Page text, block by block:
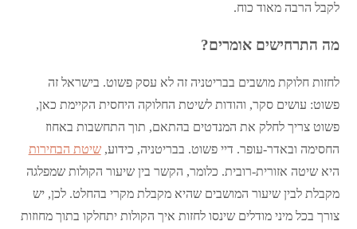
לקבל הרבה מאוד כוח.
מה התרחישים אומרים?
לחזות חלוקת מושבים בבריטניה זה לא עסק פשוט. בישראל זה
פשוט: עושים סקר, והודות לשיטת החלוקה היחסית הקיימת כאן,
פשוט צריך לחלק את המנדטים בהתאם, תוך התחשבות באחוז
החסימה ובאדר-עופר. דיי פשוט. בבריטניה, כידוע,שיטת הבחירות
היא שיטה אזורית-רובית. כלומר, הקשר בין שיעור הקולות שמפלגה
מקבלת לבין שיעור המושבים שהיא מקבלת מקרי בהחלט. לכן, יש
צורך בכל מיני מודלים שינסו לחזות איך הקולות יתחלקו בתוך מחוזות